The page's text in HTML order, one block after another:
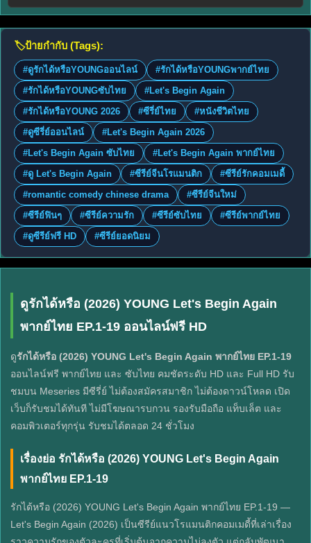
🏷️ป้ายกำกับ (Tags):
#ดูรักได้หรือYOUNGออนไลน์
#รักได้หรือYOUNGพากย์ไทย
#รักได้หรือYOUNGซับไทย
#Let's Begin Again
#รักได้หรือYOUNG 2026
#ซีรี่ย์ไทย
#หนังชีวิตไทย
#ดูซีรี่ย์ออนไลน์
#Let's Begin Again 2026
#Let's Begin Again ซับไทย
#Let's Begin Again พากย์ไทย
#ดู Let's Begin Again
#ซีรีย์จีนโรแมนติก
#ซีรีย์รักคอมเมดี้
#romantic comedy chinese drama
#ซีรีย์จีนใหม่
#ซีรีย์ฟินๆ
#ซีรีย์ความรัก #ซีรีย์ซับไทย
#ซีรีย์พากย์ไทย
#ดูซีรีย์ฟรี HD
#ซีรีย์ยอดนิยม
ดูรักได้หรือ (2026) YOUNG Let's Begin Again
พากย์ไทย EP.1-19 ออนไลน์ฟรี HD
ดูรักได้หรือ (2026) YOUNG Let's Begin Again พากย์ไทย EP.1-19
ออนไลน์ฟรี พากย์ไทย และ ซับไทย คมชัดระดับ HD และ Full HD รับ
ชมบน Meseries มีซีรี่ย์ ไม่ต้องสมัครสมาชิก ไม่ต้องดาวน์โหลด เปิด
เว็บก็รับชมได้ทันที ไม่มีโฆษณารบกวน รองรับมือถือ แท็บเล็ต และ
คอมพิวเตอร์ทุกรุ่น รับชมได้ตลอด 24 ชั่วโมง
เรื่องย่อ รักได้หรือ (2026) YOUNG Let's Begin Again
พากย์ไทย EP.1-19
รักได้หรือ (2026) YOUNG Let's Begin Again พากย์ไทย EP.1-19 —
Let's Begin Again (2026) เป็นซีรีย์แนวโรแมนติกคอมเมดี้ที่เล่าเรื่อง